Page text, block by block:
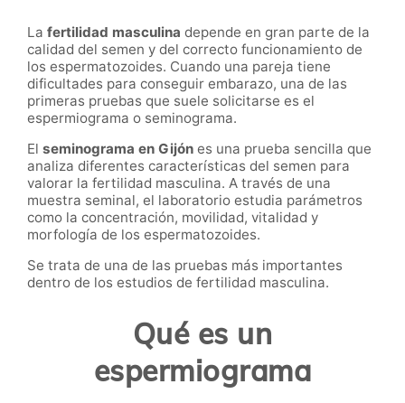
La fertilidad masculina depende en gran parte de la
calidad del semen y del correcto funcionamiento de
los espermatozoides. Cuando una pareja tiene
dificultades para conseguir embarazo, una de las
primeras pruebas que suele solicitarse es el
espermiograma o seminograma.
El seminograma en Gijón es una prueba sencilla que
analiza diferentes características del semen para
valorar la fertilidad masculina. A través de una
muestra seminal, el laboratorio estudia parámetros
como la concentración, movilidad, vitalidad y
morfología de los espermatozoides.
Se trata de una de las pruebas más importantes
dentro de los estudios de fertilidad masculina.
Qué es un
espermiograma